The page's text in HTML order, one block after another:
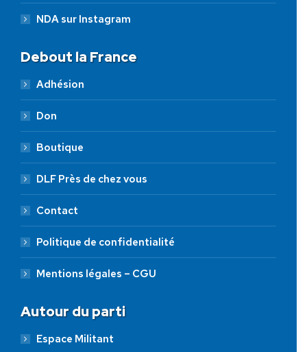
NDA sur Instagram
Debout la France
Adhésion
Don
Boutique
DLF Près de chez vous
Contact
Politique de confidentialité
Mentions légales – CGU
Autour du parti
Espace Militant